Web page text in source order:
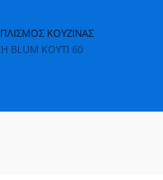
ΚΟΥΖΊΝΑΣ
BLUM ΚΟΥΤΊ 60